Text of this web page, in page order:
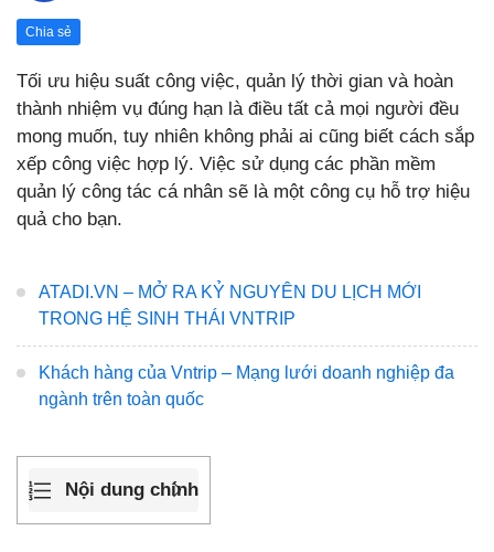
Chia sẻ
Tối ưu hiệu suất công việc, quản lý thời gian và hoàn
thành nhiệm vụ đúng hạn là điều tất cả mọi người đều
mong muốn, tuy nhiên không phải ai cũng biết cách sắp
xếp công việc hợp lý. Việc sử dụng các phần mềm
quản lý công tác cá nhân sẽ là một công cụ hỗ trợ hiệu
quả cho bạn.
ATADI.VN – MỞ RA KỶ NGUYÊN DU LỊCH MỚI
TRONG HỆ SINH THÁI VNTRIP
Khách hàng của Vntrip – Mạng lưới doanh nghiệp đa
ngành trên toàn quốc
Nội dung chính